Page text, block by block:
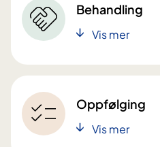
Behandling
Vis mer
Oppfølging
Vis mer